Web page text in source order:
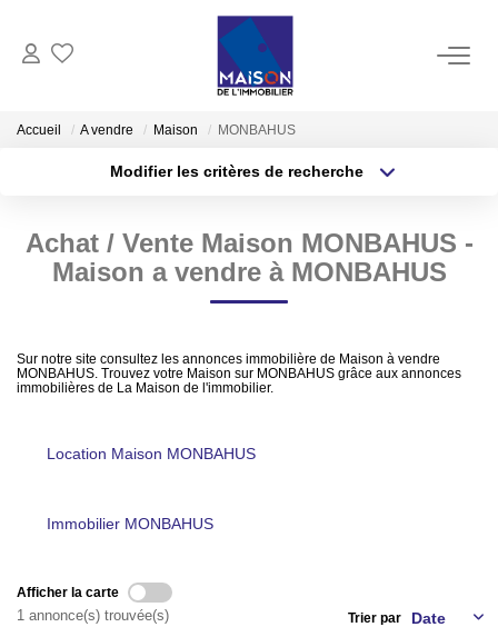
LOCATION
GESTION
Estimer Vendre
NOS AGENCES
Accueil A vendre Maison MONBAHUS
Modifier les critères de recherche
Sélectionnez...
Type de bien
Surface min
Créer une alerte
Achat / Vente Maison MONBAHUS -
Maison a vendre à MONBAHUS
Sur notre site consultez les annonces immobilière de Maison à vendre
MONBAHUS. Trouvez votre Maison sur MONBAHUS grâce aux annonces
immobilières de La Maison de l'immobilier.
Location Maison MONBAHUS
Immobilier MONBAHUS
Afficher la carte
1 annonce(s) trouvée(s) Trier par